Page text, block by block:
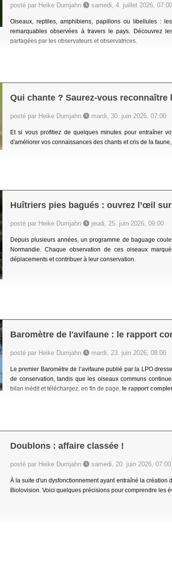
posté par Heike Dumjahn samedi, 4. juillet 2026, 07:00
Oiseaux, reptiles, amphibiens, papillons ou libellules :
remarquables observées à travers le pays. Découvrez
partagées par les observateurs et observatrices.
Qui chante ? Saurez-vous reconnaître
posté par Heike Dumjahn mardi, 30. juin 2026, 07:00
Et si vous profitiez de quelques minutes pour entraîner
d'améliorer vos connaissances des chants et cris de la
Huîtriers pies bagués : ouvrez l’œil
posté par Heike Dumjahn jeudi, 25. juin 2026, 09:00
Depuis plusieurs années, un programme de baguage
Normandie. Chaque observation de ces oiseaux
déplacements et contribuer à leur conservation.
Baromètre de l'avifaune : le rapport
posté par Heike Dumjahn mardi, 23. juin 2026, 08:00
Le premier Baromètre de l’avifaune publié par la LPO
de conservation, tandis que les oiseaux communs
bilan inédit et téléchargez, en fin de page, le rapport
Doublons : affaire classée !
posté par Heike Dumjahn samedi, 20. juin 2026, 07:00
À la suite d'un dysfonctionnement ayant entraîné la
Biolovision. Voici quelques précisions pour comprendre les